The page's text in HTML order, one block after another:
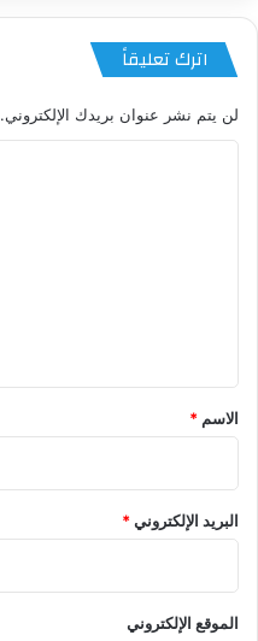
اترك تعليقاً
لن يتم نشر عنوان بريدك الإلكتروني.
*
الاسم *
البريد الإلكتروني*
الموقع الإلكتروني